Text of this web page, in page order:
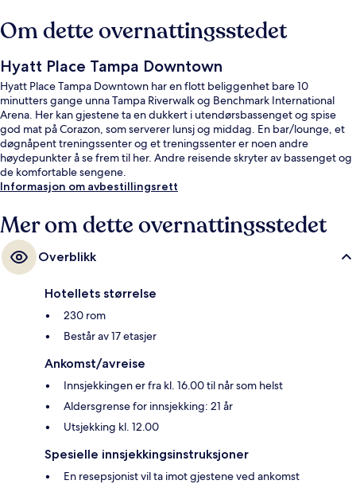
Om dette overnattingsstedet
Hyatt Place Tampa Downtown
Hyatt Place Tampa Downtown har en flott beliggenhet bare 10
minutters gange unna Tampa Riverwalk og Benchmark International
Arena. Her kan gjestene ta en dukkert i utendørsbassenget og spise
god mat på Corazon, som serverer lunsj og middag. En bar/lounge, et
døgnåpent treningssenter og et treningssenter er noen andre
høydepunkter å se frem til her. Andre reisende skryter av bassenget og
de komfortable sengene.
Informasjon om avbestillingsrett
Mer om dette overnattingsstedet
Overblikk
Hotellets størrelse
230 rom
Består av 17 etasjer
Ankomst/avreise
Innsjekkingen er fra kl. 16.00 til når som helst
Aldersgrense for innsjekking: 21 år
Utsjekking kl. 12.00
Spesielle innsjekkingsinstruksjoner
En resepsjonist vil ta imot gjestene ved ankomst